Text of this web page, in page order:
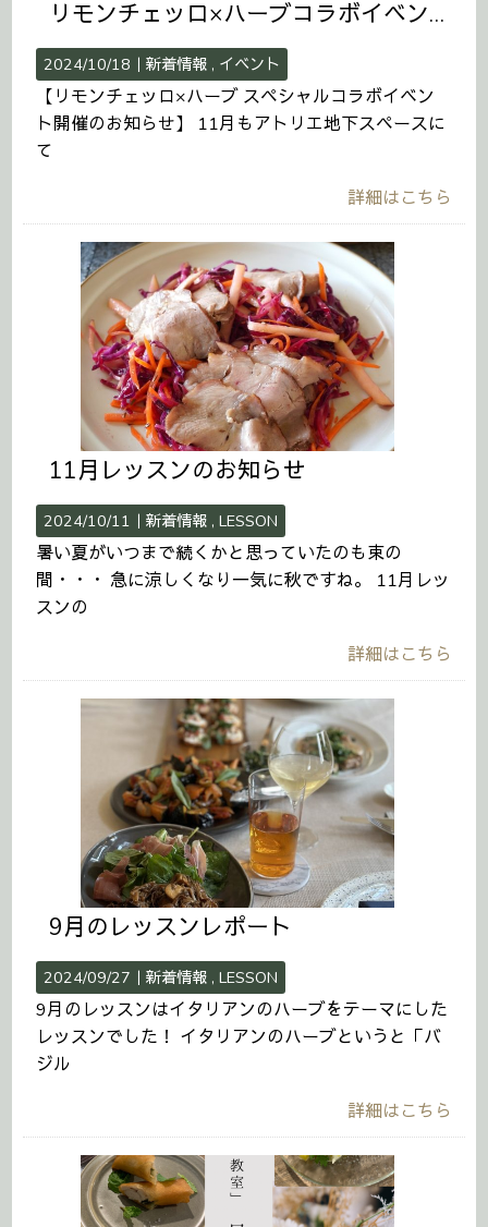
リモンチェッロ×ハーブコラボイベントのお知らせ
2024/10/18｜新着情報 イベント
【リモンチェッロ×ハーブ スペシャルコラボイベン
ト開催のお知らせ】 11月もアトリエ地下スペースに
て
詳細はこちら
11月レッスンのお知らせ
2024/10/11｜新着情報 LESSON
暑い夏がいつまで続くかと思っていたのも束の
間・・・ 急に涼しくなり一気に秋ですね。 11月レッ
スンの
詳細はこちら
9月のレッスンレポート
2024/09/27｜新着情報 LESSON
9月のレッスンはイタリアンのハーブをテーマにした
レッスンでした！ イタリアンのハーブというと「バ
ジル
詳細はこちら